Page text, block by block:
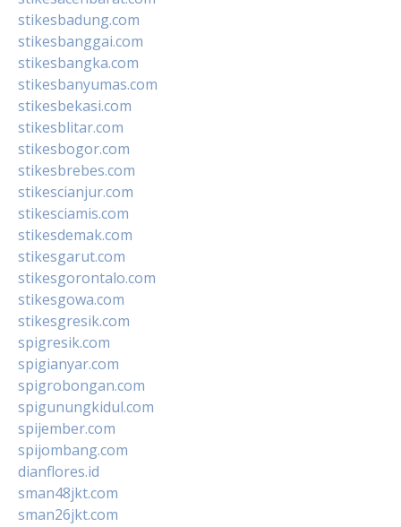
stikesbadung.com
stikesbanggai.com
stikesbangka.com
stikesbanyumas.com
stikesbekasi.com
stikesblitar.com
stikesbogor.com
stikesbrebes.com
stikescianjur.com
stikesciamis.com
stikesdemak.com
stikesgarut.com
stikesgorontalo.com
stikesgowa.com
stikesgresik.com
spigresik.com
spigianyar.com
spigrobongan.com
spigunungkidul.com
spijember.com
spijombang.com
dianflores.id
sman48jkt.com
sman26jkt.com